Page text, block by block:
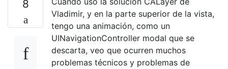
8
Vladimir, y en la parte superior de la vista,
tengo una animación, como un
UINavigationController modal que se
descarta, veo que ocurren muchos
problemas técnicos y problemas de